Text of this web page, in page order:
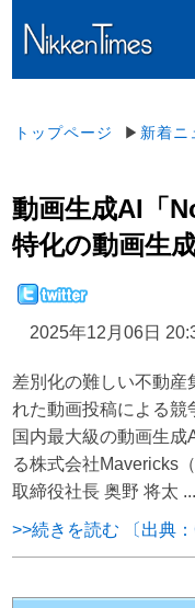
トップページ ▶ 新着ニ
動画生成AI「
特化の動画生
2025年12月06日
差別化の難しい不動産
れた動画投稿による競
国内最大級の動画生
る株式会社Mavericks
取締役社長 奥野 将太 ...
>>続きを読む 〔出典